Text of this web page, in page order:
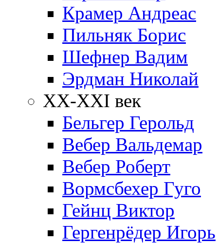
Крамер Андреас
Пильняк Борис
Шефнер Вадим
Эрдман Николай
ХХ-XXI век
Бельгер Герольд
Вебер Вальдемар
Вебер Роберт
Вормсбехер Гуго
Гейнц Виктор
Гергенрёдер Игорь